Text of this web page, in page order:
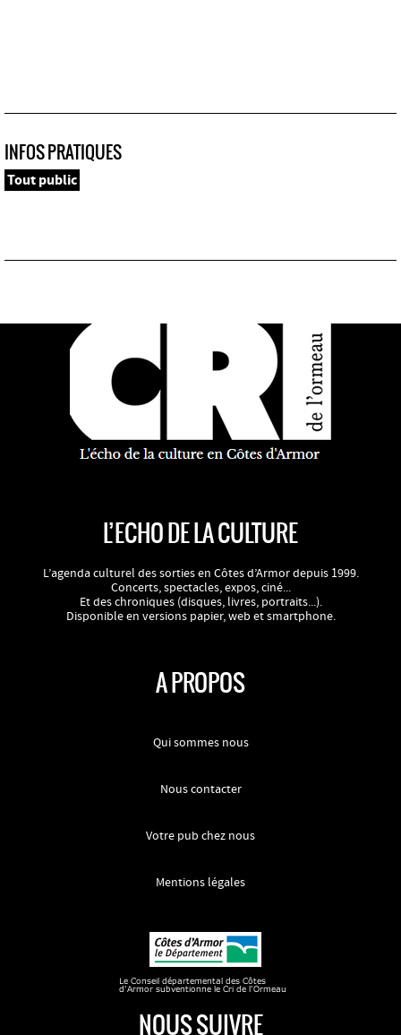
INFOS PRATIQUES
Tout public
L’ECHO DE LA CULTURE
L’agenda culturel des sorties en Côtes d’Armor depuis 1999.
Concerts, spectacles, expos, ciné...
Et des chroniques (disques, livres, portraits...).
Disponible en versions papier, web et smartphone.
A PROPOS
Qui sommes nous
Nous contacter
Votre pub chez nous
Mentions légales
NOUS SUIVRE